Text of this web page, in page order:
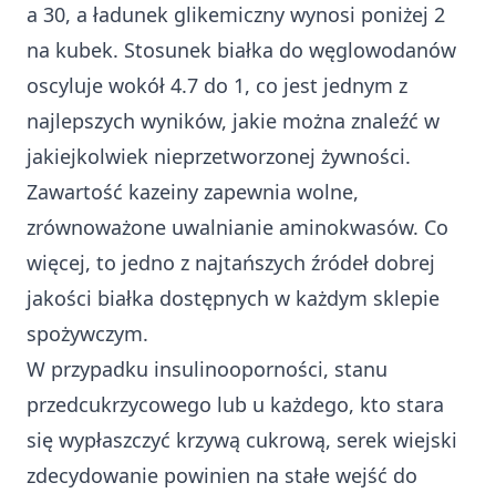
a 30, a ładunek glikemiczny wynosi poniżej 2
na kubek. Stosunek białka do węglowodanów
oscyluje wokół 4.7 do 1, co jest jednym z
najlepszych wyników, jakie można znaleźć w
jakiejkolwiek nieprzetworzonej żywności.
Zawartość kazeiny zapewnia wolne,
zrównoważone uwalnianie aminokwasów. Co
więcej, to jedno z najtańszych źródeł dobrej
jakości białka dostępnych w każdym sklepie
spożywczym.
W przypadku insulinooporności, stanu
przedcukrzycowego lub u każdego, kto stara
się wypłaszczyć krzywą cukrową, serek wiejski
zdecydowanie powinien na stałe wejść do